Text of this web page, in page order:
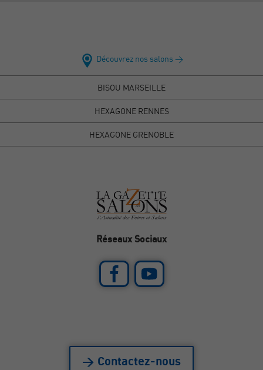
Découvrez nos salons >
BISOU MARSEILLE
HEXAGONE RENNES
HEXAGONE GRENOBLE
Réseaux Sociaux
> Contactez-nous